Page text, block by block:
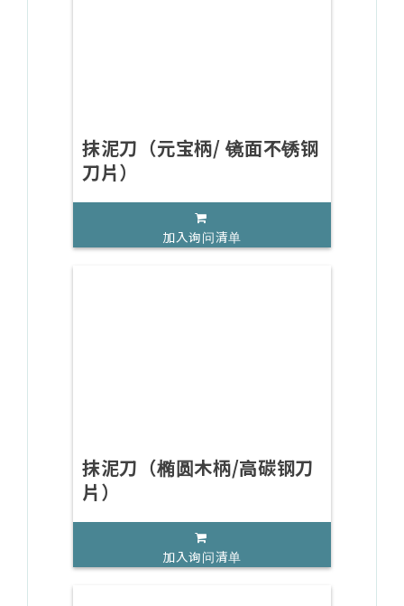
抹泥刀（元宝柄/ 镜面不锈钢
刀片）
加入询问清单
抹泥刀（椭圆木柄/高碳钢刀
片）
加入询问清单